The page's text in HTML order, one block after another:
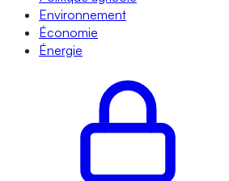
Environnement
Économie
Énergie